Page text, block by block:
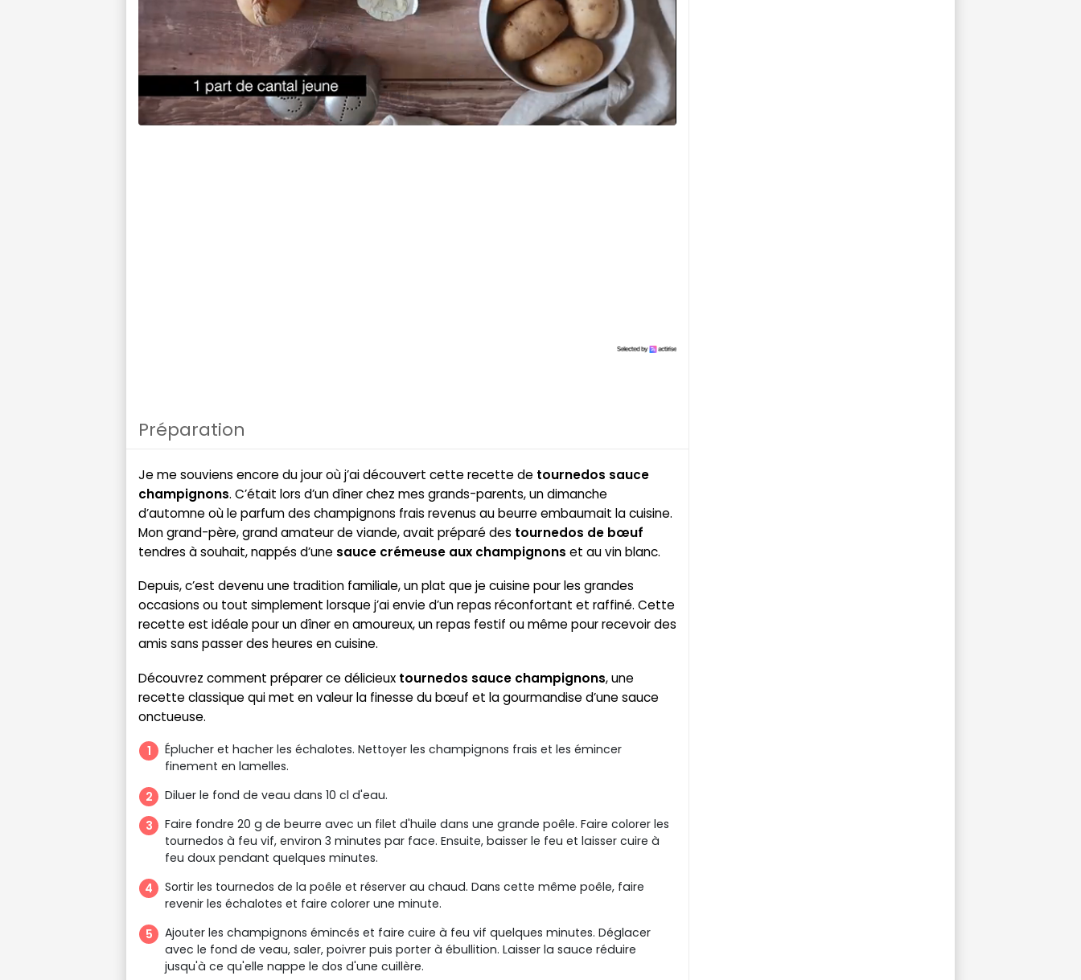
Préparation
Je me souviens encore du jour où j’ai découvert cette recette de tournedos sauce
champignons. C’était lors d’un dîner chez mes grands-parents, un dimanche
d’automne où le parfum des champignons frais revenus au beurre embaumait la cuisine.
Mon grand-père, grand amateur de viande, avait préparé des tournedos de bœuf
tendres à souhait, nappés d’une sauce crémeuse aux champignons et au vin blanc.
Depuis, c’est devenu une tradition familiale, un plat que je cuisine pour les grandes
occasions ou tout simplement lorsque j’ai envie d’un repas réconfortant et raffiné. Cette
recette est idéale pour un dîner en amoureux, un repas festif ou même pour recevoir des
amis sans passer des heures en cuisine.
Découvrez comment préparer ce délicieux tournedos sauce champignons, une
recette classique qui met en valeur la finesse du bœuf et la gourmandise d’une sauce
onctueuse.
Éplucher et hacher les échalotes. Nettoyer les champignons frais et les émincer
finement en lamelles.
Diluer le fond de veau dans 10 cl d'eau.
Faire fondre 20 g de beurre avec un filet d'huile dans une grande poêle. Faire colorer les
tournedos à feu vif, environ 3 minutes par face. Ensuite, baisser le feu et laisser cuire à
feu doux pendant quelques minutes.
Sortir les tournedos de la poêle et réserver au chaud. Dans cette même poêle, faire
revenir les échalotes et faire colorer une minute.
Ajouter les champignons émincés et faire cuire à feu vif quelques minutes. Déglacer
avec le fond de veau, saler, poivrer puis porter à ébullition. Laisser la sauce réduire
jusqu'à ce qu'elle nappe le dos d'une cuillère.